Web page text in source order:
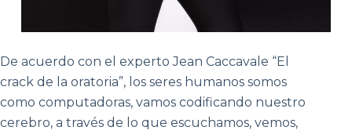
De acuerdo con el experto Jean Caccavale “El
crack de la oratoria”, los seres humanos somos
como computadoras, vamos codificando nuestro
cerebro, a través de lo que escuchamos, vemos,